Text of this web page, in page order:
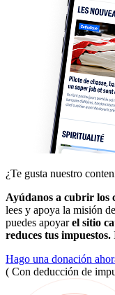
¿Te gusta nuestro
Ayúdanos a cubrir los
lees y apoya la misión
puedes apoyarel sitio
reduces tus impuestos.
Hago una donación
( Con deducción de